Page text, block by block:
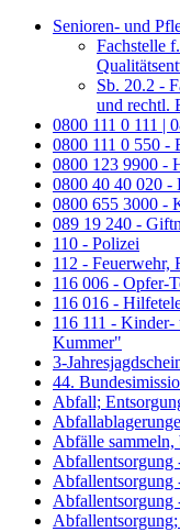
Senioren- und
Fachstelle
Sb. 20.2 -
und rechtl.
0800 111 0 111 |
0800 111 0 550 -
0800 123 9900 -
0800 40 40 020
0800 655 3000 -
089 19 240 -
110 - Polizei
112 - Feuerwehr,
116 006 - Opfer-
116 016 -
116 111 -
Kummer"
3-
44.
Abfall;
Abfälle sammeln,
Abfallentsorgung
Abfallentsorgung
Abfallentsorgung